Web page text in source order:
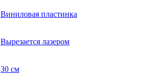
Виниловая пластинка
Вырезается лазером
30 см